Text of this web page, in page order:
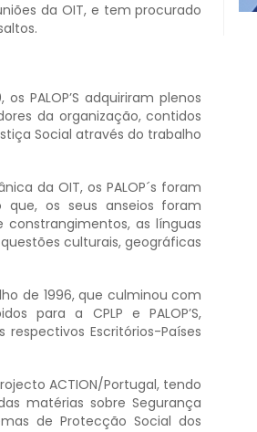
da OIT, e tem procurado
PALOP’S adquiriram plenos
da organização, contidos
Social através do trabalho
da OIT, os PALOP´s foram
que, os seus anseios foram
as línguas
culturais, geográficas
de 1996, que culminou com
para a CPLP e PALOP’S,
Escritórios-Países
ACTION/Portugal, tendo
matérias sobre Segurança
de Protecção Social dos